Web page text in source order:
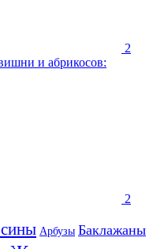
2
и абрикосов:
2
Арбузы Баклажаны